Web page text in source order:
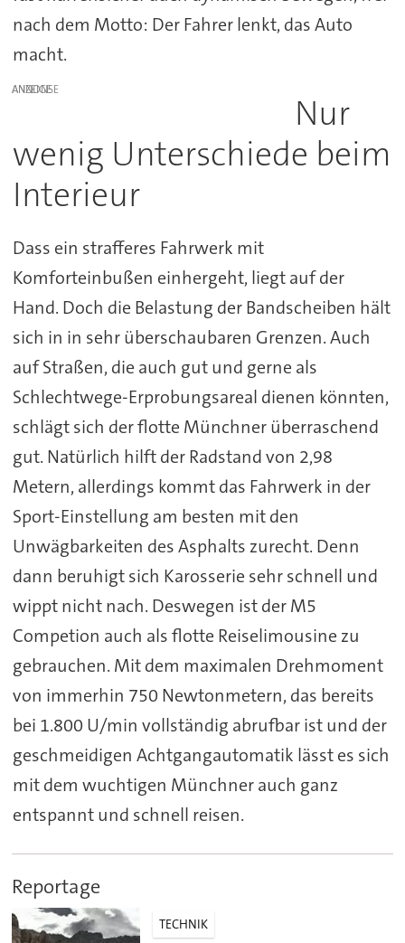
nach dem Motto: Der Fahrer lenkt, das Auto
macht.
ANZEIGE
Nur
wenig Unterschiede beim
Interieur
Dass ein strafferes Fahrwerk mit
Komforteinbußen einhergeht, liegt auf der
Hand. Doch die Belastung der Bandscheiben hält
sich in in sehr überschaubaren Grenzen. Auch
auf Straßen, die auch gut und gerne als
Schlechtwege-Erprobungsareal dienen könnten,
schlägt sich der flotte Münchner überraschend
gut. Natürlich hilft der Radstand von 2,98
Metern, allerdings kommt das Fahrwerk in der
Sport-Einstellung am besten mit den
Unwägbarkeiten des Asphalts zurecht. Denn
dann beruhigt sich Karosserie sehr schnell und
wippt nicht nach. Deswegen ist der M5
Competion auch als flotte Reiselimousine zu
gebrauchen. Mit dem maximalen Drehmoment
von immerhin 750 Newtonmetern, das bereits
bei 1.800 U/min vollständig abrufbar ist und der
geschmeidigen Achtgangautomatik lässt es sich
mit dem wuchtigen Münchner auch ganz
entspannt und schnell reisen.
Reportage
TECHNIK